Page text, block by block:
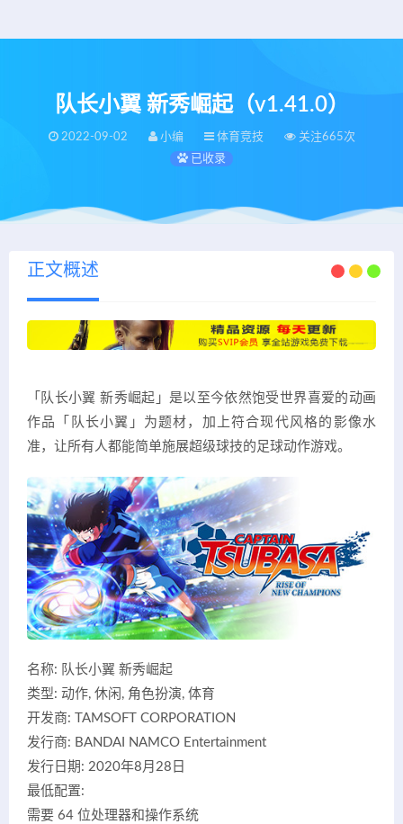
队长小翼 新秀崛起（v1.41.0）
2022-09-02 小编 体育竞技
关注665次
已收录
正文概述
「队长小翼 新秀崛起」是以至今依然饱受世界喜爱的动画
作品「队长小翼」为题材，加上符合现代风格的影像水
准，让所有人都能简单施展超级球技的足球动作游戏。
名称: 队长小翼 新秀崛起
类型: 动作, 休闲, 角色扮演, 体育
开发商: TAMSOFT CORPORATION
发行商: BANDAI NAMCO Entertainment
发行日期: 2020年8月28日
最低配置:
需要 64 位处理器和操作系统